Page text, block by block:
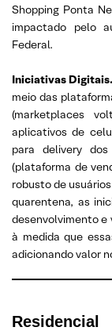
Shopping Ponta
impactado pelo
Federal.
Iniciativas Digitais.
meio das
(marketplaces
aplicativos de
para delivery
(plataforma de
robusto de
quarentena, as
desenvolvimento e
à medida que
adicionando valor
Residencial